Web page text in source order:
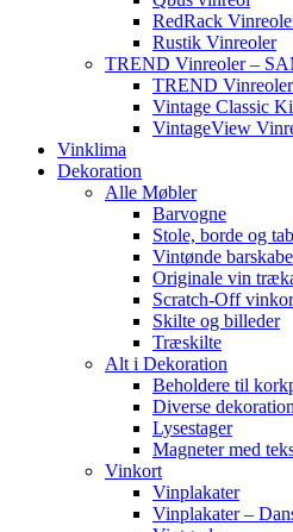
RedRack
Rustik Vinreoler
TREND Vinreoler –
TREND
Vintage Classic
VintageView
Vinklima
Dekoration
Alle Møbler
Barvogne
Stole, borde og
Vintønde barskabe
Originale vin
Scratch-Off
Skilte og billeder
Træskilte
Alt i Dekoration
Beholdere til
Diverse dekoration
Lysestager
Magneter med
Vinkort
Vinplakater
Vinplakater –